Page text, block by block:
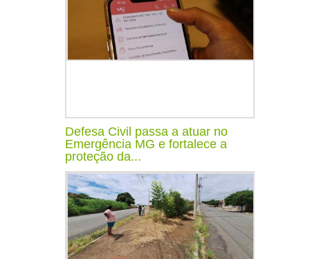
Defesa Civil passa a atuar no
Emergência MG e fortalece a
proteção da...